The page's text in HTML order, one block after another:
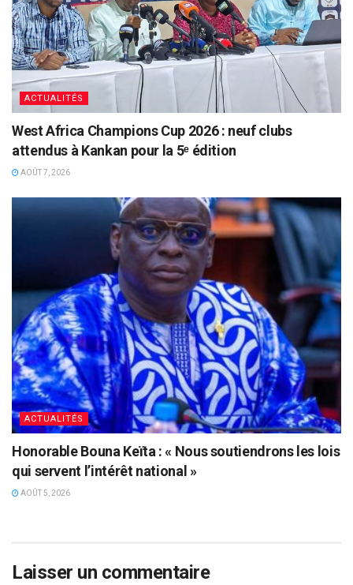
ACTUALITÉS
West Africa Champions Cup 2026 : neuf clubs
attendus à Kankan pour la 5ᵉ édition
AOÛT 7, 2026
ACTUALITÉS
Honorable Bouna Keïta : « Nous soutiendrons les lois
qui servent l’intérêt national »
AOÛT 5, 2026
Laisser un commentaire